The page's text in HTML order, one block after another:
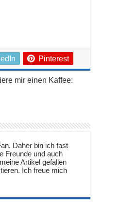
Pinterest
mir einen Kaffee:
Daher bin ich fast
Freunde und auch
Artikel gefallen
Ich freue mich